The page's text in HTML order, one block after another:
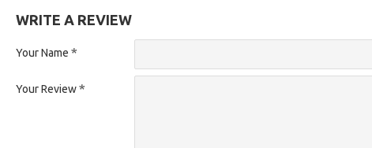
WRITE A REVIEW
Your Name
Your Review